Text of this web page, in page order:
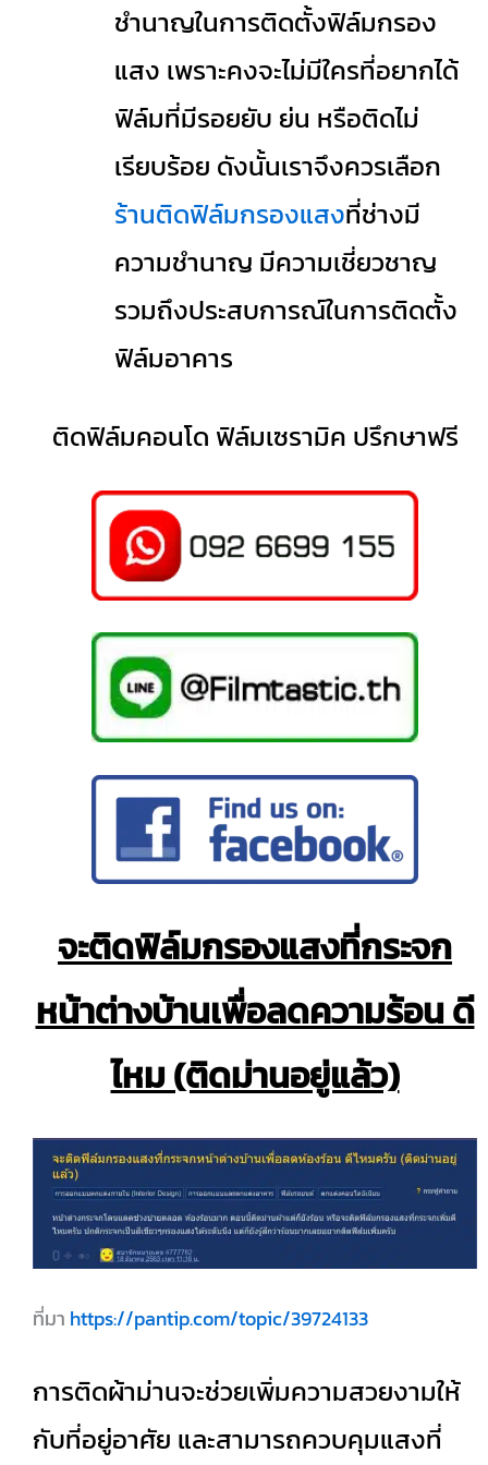
ชำนาญในการติดตั้งฟิล์มกรอง
แสง เพราะคงจะไม่มีใครที่อยากได้
ฟิล์มที่มีรอยยับ ย่น หรือติดไม่
เรียบร้อย ดังนั้นเราจึงควรเลือก
ร้านติดฟิล์มกรองแสงที่ช่างมี
ความชำนาญ มีความเชี่ยวชาญ
รวมถึงประสบการณ์ในการติดตั้ง
ฟิล์มอาคาร
ติดฟิล์มคอนโด ฟิล์มเซรามิค ปรึกษาฟรี
จะติดฟิล์มกรองแสงที่กระจก
หน้าต่างบ้านเพื่อลดความร้อน ดี
ไหม (ติดม่านอยู่แล้ว)
ที่มา https://pantip.com/topic/39724133
การติดผ้าม่านจะช่วยเพิ่มความสวยงามให้
กับที่อยู่อาศัย และสามารถควบคุมแสงที่